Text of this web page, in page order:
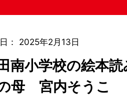
： 2025年2月13日
南小学校の絵本
母 宮内そうこ